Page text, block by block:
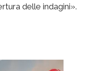
delle indagini».